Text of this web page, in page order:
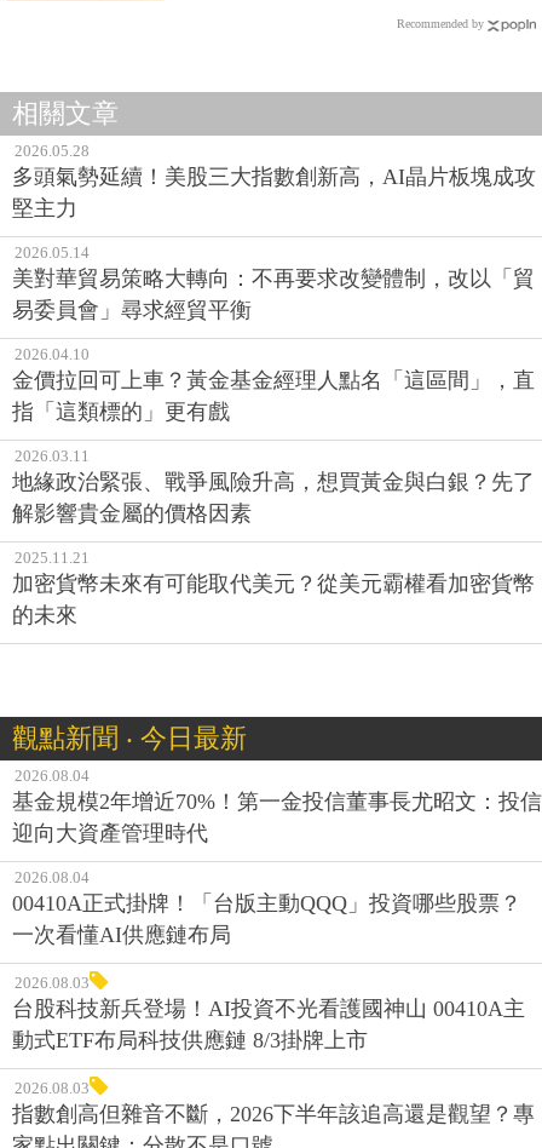
Recommended by
相關文章
2026.05.28
多頭氣勢延續！美股三大指數創新高，AI晶片板塊成攻
堅主力
2026.05.14
美對華貿易策略大轉向：不再要求改變體制，改以「貿
易委員會」尋求經貿平衡
2026.04.10
金價拉回可上車？黃金基金經理人點名「這區間」，直
指「這類標的」更有戲
2026.03.11
地緣政治緊張、戰爭風險升高，想買黃金與白銀？先了
解影響貴金屬的價格因素
2025.11.21
加密貨幣未來有可能取代美元？從美元霸權看加密貨幣
的未來
觀點新聞 ‧ 今日最新
2026.08.04
基金規模2年增近70%！第一金投信董事長尤昭文：投信
迎向大資產管理時代
2026.08.04
00410A正式掛牌！「台版主動QQQ」投資哪些股票？
一次看懂AI供應鏈布局
2026.08.03
台股科技新兵登場！AI投資不光看護國神山 00410A主
動式ETF布局科技供應鏈 8/3掛牌上市
2026.08.03
指數創高但雜音不斷，2026下半年該追高還是觀望？專